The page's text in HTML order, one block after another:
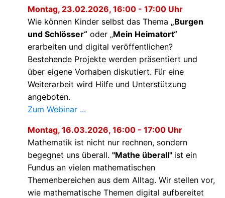
Montag, 23.02.2026, 16:00 - 17:00 Uhr
Wie können Kinder selbst das Thema Burgen
und Schlösser“ oderMein Heimatort“
erarbeiten und digital veröffentlichen?
Bestehende Projekte werden präsentiert und
über eigene Vorhaben diskutiert. Für eine
Weiterarbeit wird Hilfe und Unterstützung
angeboten.
Zum Webinar ...
Montag, 16.03.2026, 16:00 - 17:00 Uhr
Mathematik ist nicht nur rechnen, sondern
begegnet uns überall. "Mathe überall" ist ein
Fundus an vielen mathematischen
Themenbereichen aus dem Alltag. Wir stellen vor,
wie mathematische Themen digital aufbereitet